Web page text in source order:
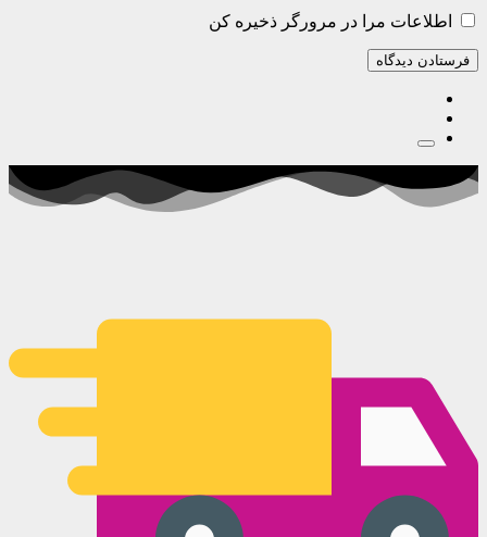
اطلاعات مرا در مرورگر ذخیره کن